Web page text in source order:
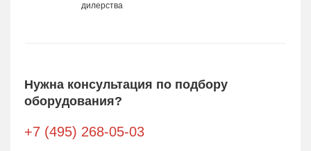
дилерства
Нужна консультация по подбору
оборудования?
+7 (495) 268-05-03